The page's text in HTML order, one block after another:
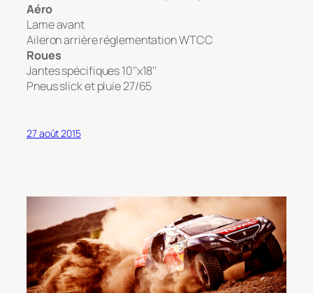
Aéro
Lame avant
Aileron arrière réglementation WTCC
Roues
Jantes spécifiques 10’’x18’’
Pneus slick et pluie 27/65
27 août 2015